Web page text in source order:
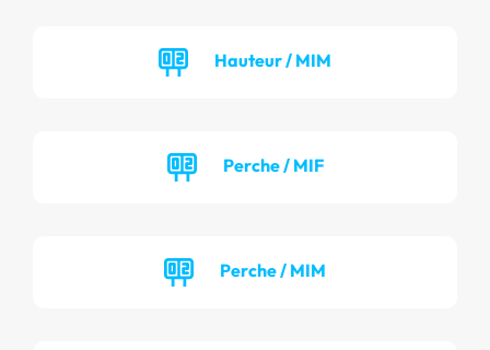
Hauteur / MIM
Perche / MIF
Perche / MIM